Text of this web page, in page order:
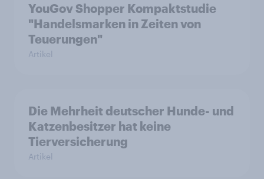
YouGov Shopper Kompaktstudie
"Handelsmarken in Zeiten von
Teuerungen"
Artikel
Die Mehrheit deutscher Hunde- und
Katzenbesitzer hat keine
Tierversicherung
Artikel